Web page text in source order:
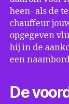
heen- als de
chauffeur
opgegeven
hij in de
een
De